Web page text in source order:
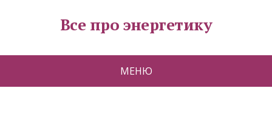
Все про энергетику
МЕНЮ